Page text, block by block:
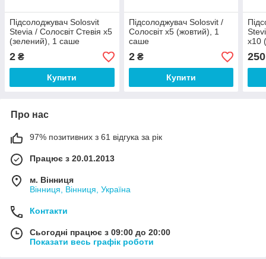
Підсолоджувач Solosvit
Stevia / Солосвіт Стевія х5
(зелений), 1 саше
2 ₴
Купити
Підсолоджувач Solosvit /
Солосвіт х5 (жовтий), 1
саше
2₴
Купити
х10
250
Про нас
97% позитивних з 61 відгука за рік
Працює з 20.01.2013
м. Вінниця
Вінниця, Вінниця, Україна
Контакти
Сьогодні працює з 09:00 до 20:00
Показати весь графік роботи